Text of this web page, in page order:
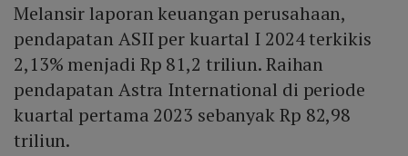
Melansir laporan keuangan perusahaan,
pendapatan ASII per kuartal I 2024 terkikis
2,13% menjadi Rp 81,2 triliun. Raihan
pendapatan Astra International di periode
kuartal pertama 2023 sebanyak Rp 82,98
triliun.